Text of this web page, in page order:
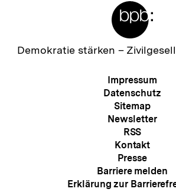
Zur
Demokratie stärken –
Meta-
Impressum
Datenschutz
Sitemap
Newsletter
RSS
Kontakt
Presse
Barriere melden
Erklärung zur